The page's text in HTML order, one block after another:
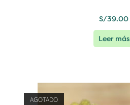
S/39.00
Leer más
AGOTADO